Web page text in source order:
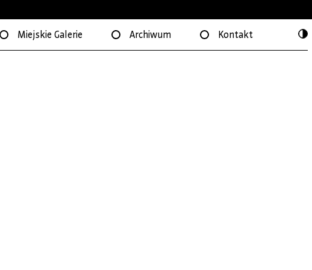
Miejskie Galerie Archiwum Kontakt